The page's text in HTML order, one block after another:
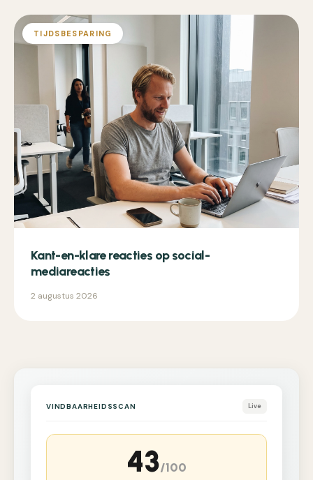
TIJDSBESPARING
Kant-en-klare reacties op social-
mediareacties
2 augustus 2026
VINDBAARHEIDSSCAN Live
43/100